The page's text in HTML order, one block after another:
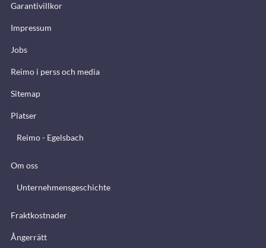
Garantivillkor
Impressum
Jobs
Reimo i perss och media
Sitemap
Platser
Reimo - Egelsbach
Om oss
Unternehmensgeschichte
Fraktkostnader
Ångerrätt